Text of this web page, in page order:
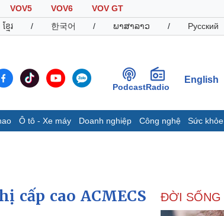
VOV5 VOV6
VOV GT
ខ្មែរ / 한국어 / ພາສາລາວ / Русский
PodcastRadio
English
Ô tô - Xe máy Doanh nghiệp Công nghệ Sức khỏe
E-Magazine
Infographic
cấp cao ACMECS
ĐỜI SỐNG